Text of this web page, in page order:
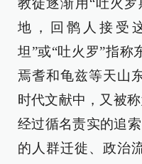
教徒逐渐用“吐火罗
地，回鹘人接受
坦”或“吐火罗”指称
焉耆和龟兹等天山
时代文献中，又被称
经过循名责实的追
的人群迁徙、政治